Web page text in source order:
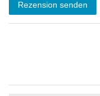
Rezension senden